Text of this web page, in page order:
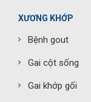
XƯƠNG KHỚP
Bệnh gout
Gai cột sống
Gai khớp gối